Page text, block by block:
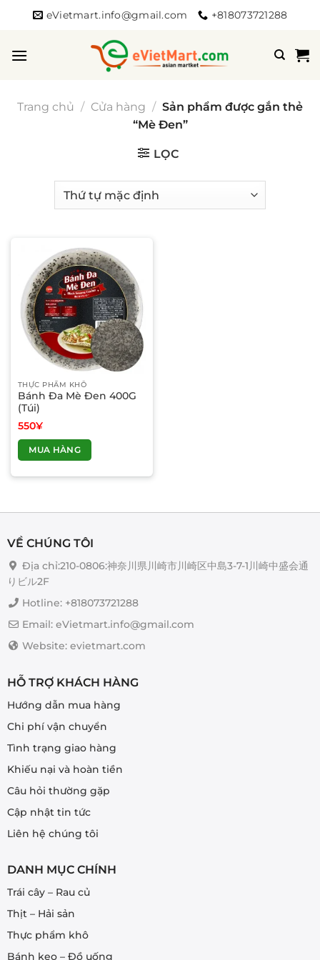
dung
eVietmart.info@gmail.com +818073721288
Trang chủ / Cửa hàng / Sản phẩm được gắn thẻ
“Mè Đen”
LỌC
THỰC PHẨM KHÔ
Bánh Đa Mè Đen 400G
(Túi)
550¥
MUA HÀNG
VỀ CHÚNG TÔI
Địa chỉ:210-0806:神奈川県川崎市川崎区中島3-7-1川崎中盛会通
りビル2F
Hotline: +818073721288
Email: eVietmart.info@gmail.com
Website: evietmart.com
HỖ TRỢ KHÁCH HÀNG
Hướng dẫn mua hàng
Chi phí vận chuyển
Tình trạng giao hàng
Khiếu nại và hoàn tiền
Câu hỏi thường gặp
Cập nhật tin tức
Liên hệ chúng tôi
DANH MỤC CHÍNH
Trái cây – Rau củ
Thịt – Hải sản
Thực phẩm khô
Bánh kẹo – Đồ uống